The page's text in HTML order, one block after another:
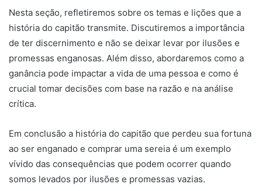
Nesta seção, refletiremos sobre os temas e lições que a
história do capitão transmite. Discutiremos a importância
de ter discernimento e não se deixar levar por ilusões e
promessas enganosas. Além disso, abordaremos como a
ganância pode impactar a vida de uma pessoa e como é
crucial tomar decisões com base na razão e na análise
crítica.
Em conclusão a história do capitão que perdeu sua fortuna
ao ser enganado e comprar uma sereia é um exemplo
vívido das consequências que podem ocorrer quando
somos levados por ilusões e promessas vazias.